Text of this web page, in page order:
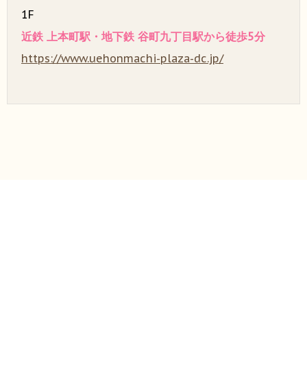
1F
近鉄 上本町駅・地下鉄 谷町九丁目駅から徒歩5分
https://www.uehonmachi-plaza-dc.jp/